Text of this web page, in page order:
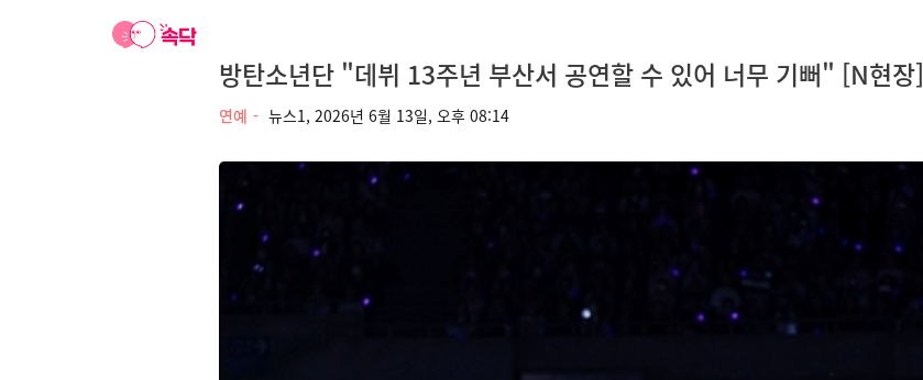
방탄소년단 "데뷔 13주년 부산서 공연할 수 있어 너무 기뻐" [N현장]
연예 뉴스1, 2026년 6월 13일, 오후 08:14